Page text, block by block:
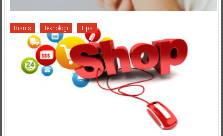
Bisnis Teknologi Tips